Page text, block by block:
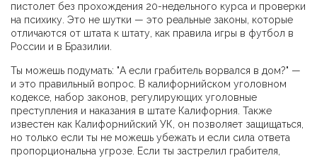
пистолет без прохождения 20-недельного курса и проверки
на психику. Это не шутки — это реальные законы, которые
отличаются от штата к штату, как правила игры в футбол в
России и в Бразилии.
Ты можешь подумать: "А если грабитель ворвался в дом?" —
и это правильный вопрос. В калифорнийском уголовном
кодексе набор законов, регулирующих уголовные
преступления и наказания в штате Калифорния . Также
известен как Калифорнийский УК , он позволяет защищаться,
но только если ты не можешь убежать и если сила ответа
пропорциональна угрозе. Если ты застрелил грабителя,